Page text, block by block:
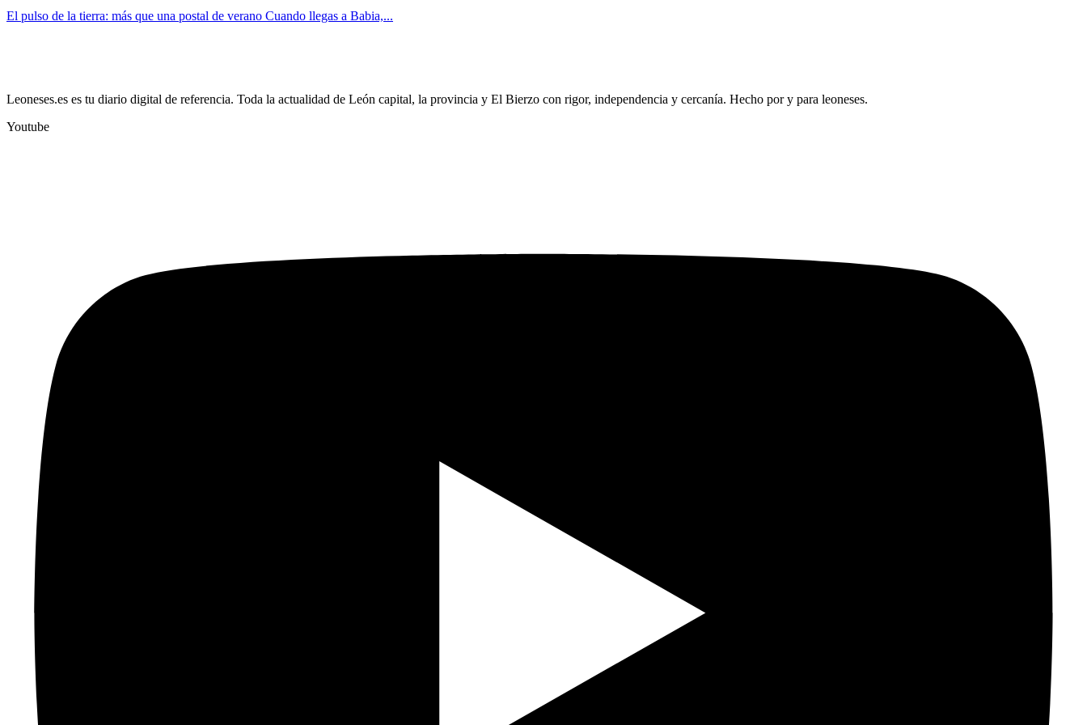
El pulso de la tierra: más que una postal de verano Cuando llegas a Babia,...
Leoneses.es es tu diario digital de referencia. Toda la actualidad de León capital, la provincia y El Bierzo con rigor, independencia y cercanía. Hecho por y para leoneses.
Youtube